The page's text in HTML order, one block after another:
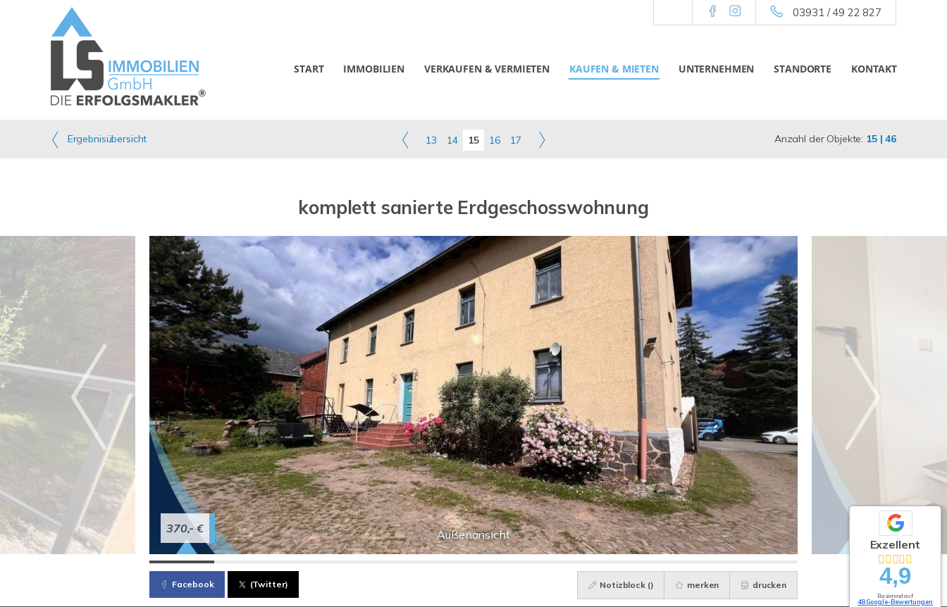
03931 / 49 22 827
START IMMOBILIEN VERKAUFEN & VERMIETEN KAUFEN & MIETEN UNTERNEHMEN STANDORTE KONTAKT
Ergebnisübersicht 13 14 15 16 17 Anzahl der Objekte: 15 | 46
komplett sanierte Erdgeschosswohnung
Außenansicht
370,- €
Facebook (Twitter) Notizblock () merken drucken
Exzellent
4,9
Basierend auf
48 Google-Bewertungen